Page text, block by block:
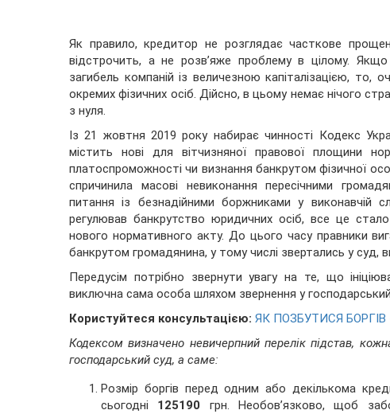
Як правило, кредитор не розглядає часткове
відстрочить, а не розв’яже проблему в цілому.
загибель компаній із величезною капіталізацією,
окремих фізичних осіб. Дійсно, в цьому немає нічого
з нуля.
Із 21 жовтня 2019 року набирає чинності Кодекс
містить нові для вітчизняної правової площини
платоспроможності чи визнання банкрутом фізичної
спричинила масові невиконання пересічними
питання із безнадійними боржниками у виконавчій
регулював банкрутство юридичних осіб, все це
нового нормативного акту. До цього часу правники
банкрутом громадянина, у тому числі звертались у суд,
Передусім потрібно звернути увагу на те, що
виключна сама особа шляхом звернення у господарський
Користуйтеся консультацією: ЯК ПОЗБУТИСЯ
Кодексом визначено невичерпний перелік підстав,
господарський суд, а саме:
Розмір боргів перед одним або декількома
сьогодні 125190 грн. Необов’язково, щоб